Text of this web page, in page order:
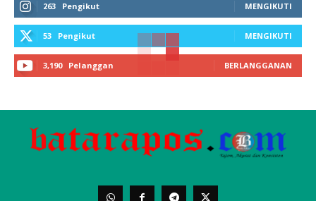
263 Pengikut MENGIKUTI
53 Pengikut MENGIKUTI
3,190 Pelanggan BERLANGGANAN